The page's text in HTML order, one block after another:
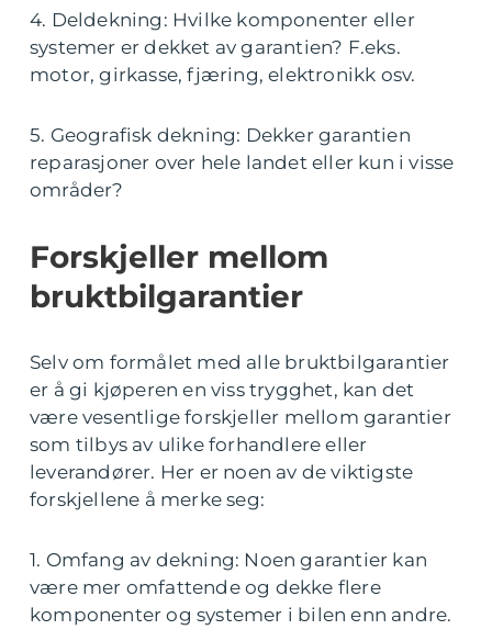
4. Deldekning: Hvilke komponenter eller
systemer er dekket av garantien? F.eks.
motor, girkasse, fjæring, elektronikk osv.
5. Geografisk dekning: Dekker garantien
reparasjoner over hele landet eller kun i visse
områder?
Forskjeller mellom
bruktbilgarantier
Selv om formålet med alle bruktbilgarantier
er å gi kjøperen en viss trygghet, kan det
være vesentlige forskjeller mellom garantier
som tilbys av ulike forhandlere eller
leverandører. Her er noen av de viktigste
forskjellene å merke seg:
1. Omfang av dekning: Noen garantier kan
være mer omfattende og dekke flere
komponenter og systemer i bilen enn andre.